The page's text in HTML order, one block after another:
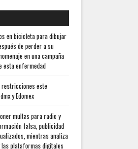
en bicicleta para dibujar
de perder a su
en una campaña
esta enfermedad
restricciones este
y Edomex
multas para radio y
falsa, publicidad
mientras analiza
plataformas digitales